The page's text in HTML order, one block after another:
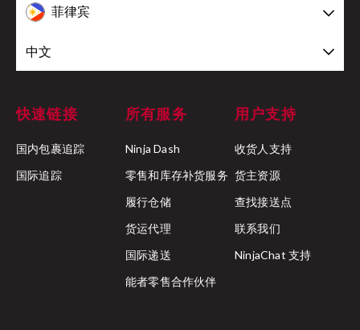
菲律宾
中文
快速链接
国内包裹追踪
国际追踪
所有服务
Ninja Dash
零售和库存补货服务
履行仓储
货运代理
国际递送
能者零售合作伙伴
用户支持
收货人支持
货主资源
查找接送点
联系我们
NinjaChat 支持